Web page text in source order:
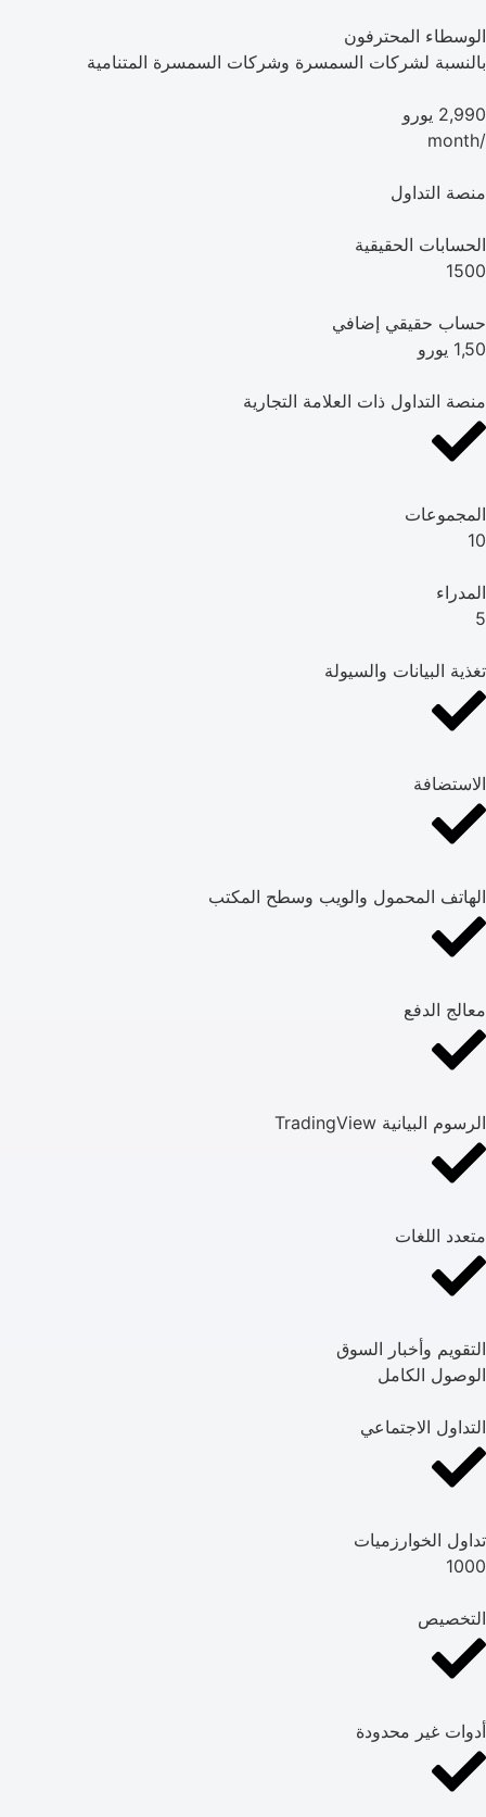
الوسطاء المحترفون
بالنسبة لشركات السمسرة وشركات السمسرة المتنامية
2,990 يورو
/month
منصة التداول
الحسابات الحقيقية
1500
حساب حقيقي إضافي
1,50 يورو
منصة التداول ذات العلامة التجارية
المجموعات
10
المدراء
5
تغذية البيانات والسيولة
الاستضافة
الهاتف المحمول والويب وسطح المكتب
معالج الدفع
الرسوم البيانية TradingView
متعدد اللغات
التقويم وأخبار السوق
الوصول الكامل
التداول الاجتماعي
تداول الخوارزميات
1000
التخصيص
أدوات غير محدودة